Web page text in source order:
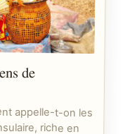
de
appelle-t-on les
riche en